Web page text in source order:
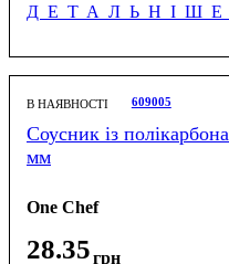
В НАЯВНОСТІ 609005
Соусник із
мм
One Chef
28.35грн